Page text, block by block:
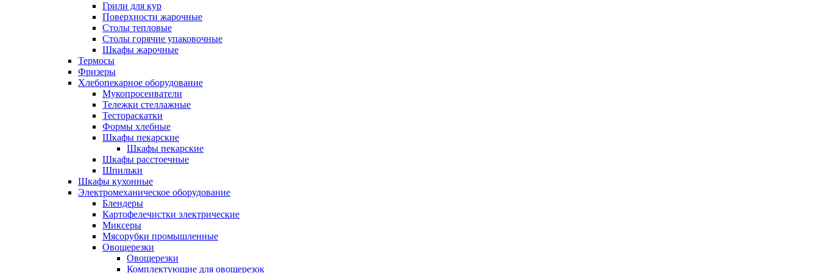
Грили для кур
Поверхности жарочные
Столы тепловые
Столы горячие упаковочные
Шкафы жарочные
Термосы
Фризеры
Хлебопекарное оборудование
Мукопросеиватели
Тележки стеллажные
Тестораскатки
Формы хлебные
Шкафы пекарские
Шкафы пекарские
Шкафы расстоечные
Шпильки
Шкафы кухонные
Электромеханическое оборудование
Блендеры
Картофелечистки электрические
Миксеры
Мясорубки промышленные
Овощерезки
Овощерезки
Комплектующие для овощерезок